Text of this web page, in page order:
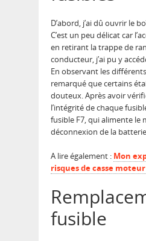
D’abord, j’ai dû ouvrir le
C’est un peu délicat car
en retirant la trappe de
conducteur, j’ai pu y
En observant les différents
remarqué que certains
douteux. Après avoir
l’intégrité de chaque
fusible F7, qui alimente le
déconnexion de la
A lire également : Mon
risques de casse
fusible